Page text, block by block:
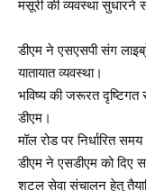
मसूरी की व्यवस्था
डीएम ने एसएसपी संग
यातायात व्यवस्था।
भविष्य की जरूरत दृष्टिगत
डीएम।
मॉल रोड पर निर्धारित
डीएम ने एसडीएम को दिए
शटल सेवा संचालन हेतु